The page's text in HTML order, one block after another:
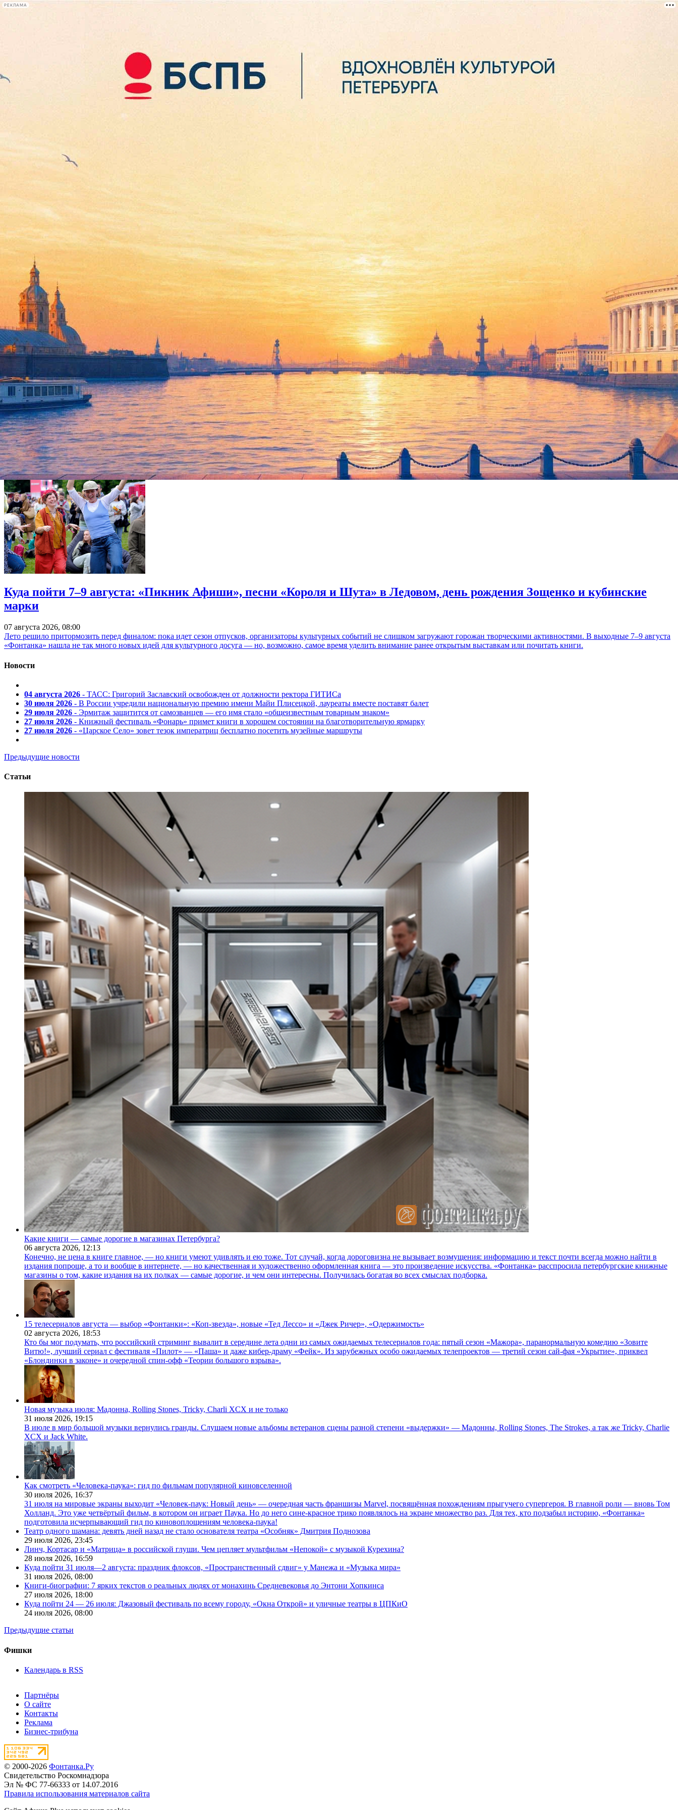
РЕКЛАМА
лекции
книги
Ирада Вовненко назначена заместителем директора Юсуповского дворца
02 октября 2017,
Как стало известно "Фонтанке", писатель Ирада Вовненко,
после ухода Николая Бурова занимавшая пост и.о. директора Исаакиевского собора, стала заместителем директора
по внешним связям и культурным проектам в заметной культурной институции Петербурга – музее "Юсуповский дворец".
Ирада Вовненко – член союза писателей Санкт-Петербурга, автор нескольких детских книг и романов для взрослых. С 2003 года Ирада Вовненко работала главным специалистом
международного отдела ГМЗ «Царское Село». В течение нескольких лет до июня 2017 года занимала пост заместителя директора СПб ГБУК "ГМП «Исаакиевский собор» по связям с
общественностью.
Согласно информации из Юсуповского дворца, Ирада Вовненко займется в нем системной организацией выставок, концертов, театральных представлений и других культурных событий.
Писательскую деятельность Ирада Вовненко не оставляет. В настоящий момент готовится к выходу ее новый роман о великом итальянском живописце эпохи Возрождения Сандро
Боттичелли.
Фонтанка.ру
Куда пойти 7–9 августа: «Пикник Афиши», песни «Короля и Шута» в Ледовом, день рождения Зощенко и кубинские
марки
07 августа 2026, 08:00
Лето решило притормозить перед финалом: пока идет сезон отпусков, организаторы культурных событий не слишком загружают горожан творческими активностями. В выходные 7–9 августа
«Фонтанка» нашла не так много новых идей для культурного досуга — но, возможно, самое время уделить внимание ранее открытым выставкам или почитать книги.
Новости
04 августа 2026 - ТАСС: Григорий Заславский освобожден от должности ректора ГИТИСа
30 июля 2026 - В России учредили национальную премию имени Майи Плисецкой, лауреаты вместе поставят балет
29 июля 2026 - Эрмитаж защитится от самозванцев — его имя стало «общеизвестным товарным знаком»
27 июля 2026 - Книжный фестиваль «Фонарь» примет книги в хорошем состоянии на благотворительную ярмарку
27 июля 2026 - «Царское Село» зовет тезок императриц бесплатно посетить музейные маршруты
Предыдущие новости
Статьи
Какие книги — самые дорогие в магазинах Петербурга?
06 августа 2026, 12:13
Конечно, не цена в книге главное, — но книги умеют удивлять и ею тоже. Тот случай, когда дороговизна не вызывает возмущения: информацию и текст почти всегда можно найти в
издания попроще, а то и вообще в интернете, — но качественная и художественно оформленная книга — это произведение искусства. «Фонтанка» расспросила петербургские книжные
магазины о том, какие издания на их полках — самые дорогие, и чем они интересны. Получилась богатая во всех смыслах подборка.
15 телесериалов августа — выбор «Фонтанки»: «Коп-звезда», новые «Тед Лессо» и «Джек Ричер», «Одержимость»
02 августа 2026, 18:53
Кто бы мог подумать, что российский стриминг вывалит в середине лета одни из самых ожидаемых телесериалов года: пятый сезон «Мажора», паранормальную комедию «Зовите
Витю!», лучший сериал с фестиваля «Пилот» — «Паша» и даже кибер-драму «Фейк». Из зарубежных особо ожидаемых телепроектов — третий сезон сай-фая «Укрытие», приквел
«Блондинки в законе» и очередной спин-офф «Теории большого взрыва».
Новая музыка июля: Мадонна, Rolling Stones, Tricky, Charli XCX и не только
31 июля 2026, 19:15
В июле в мир большой музыки вернулись гранды. Слушаем новые альбомы ветеранов сцены разной степени «выдержки» — Мадонны, Rolling Stones, The Strokes, а так же Tricky, Charlie
XCX и Jack White.
Как смотреть «Человека-паука»: гид по фильмам популярной киновселенной
30 июля 2026, 16:37
31 июля на мировые экраны выходит «Человек-паук: Новый день» — очередная часть франшизы Marvel, посвящённая похождениям прыгучего супергероя. В главной роли — вновь Том
Холланд. Это уже четвёртый фильм, в котором он играет Паука. Но до него сине-красное трико появлялось на экране множество раз. Для тех, кто подзабыл историю, «Фонтанка»
подготовила исчерпывающий гид по киновоплощениям человека-паука!
Театр одного шамана: девять дней назад не стало основателя театра «Особняк» Дмитрия Поднозова
29 июля 2026, 23:45
Линч, Кортасар и «Матрица» в российской глуши. Чем цепляет мультфильм «Непокой» с музыкой Курехина?
28 июля 2026, 16:59
Куда пойти 31 июля—2 августа: праздник флоксов, «Пространственный сдвиг» у Манежа и «Музыка мира»
31 июля 2026, 08:00
Книги-биографии: 7 ярких текстов о реальных людях от монахинь Средневековья до Энтони Хопкинса
27 июля 2026, 18:00
Куда пойти 24 — 26 июля: Джазовый фестиваль по всему городу, «Окна Открой» и уличные театры в ЦПКиО
24 июля 2026, 08:00
Предыдущие статьи
Фишки
Календарь в RSS
Партнёры
О сайте
Контакты
Реклама
Бизнес-трибуна
© 2000-2026 Фонтанка.Ру
Свидетельство Роскомнадзора
Эл № ФС 77-66333 от 14.07.2016
Правила использования материалов сайта